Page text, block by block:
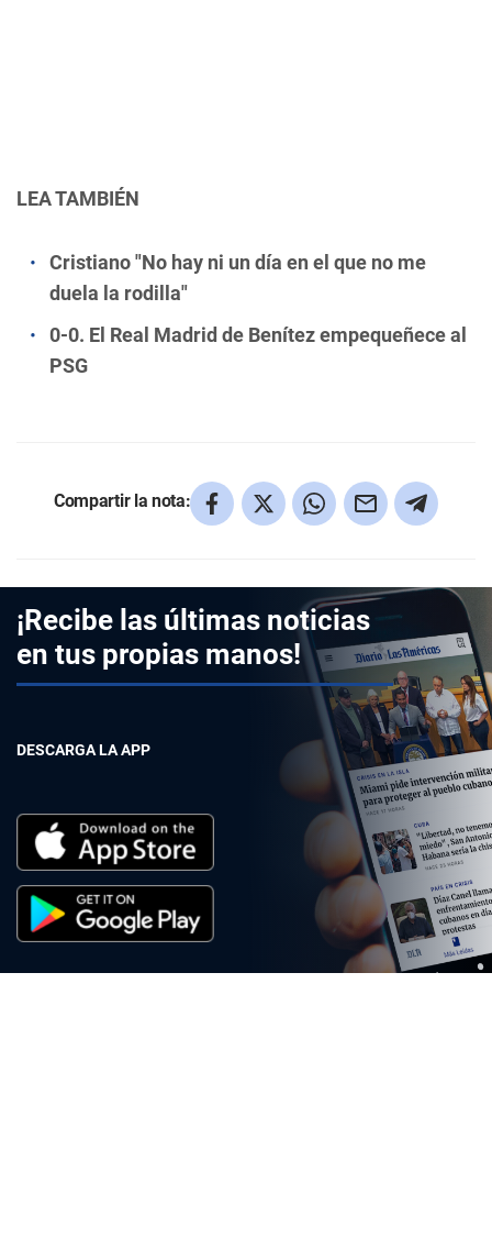
LEA TAMBIÉN
Cristiano "No hay ni un día en el que no me
duela la rodilla"
0-0. El Real Madrid de Benítez empequeñece al
PSG
Compartir la nota:
¡Recibe las últimas noticias
en tus propias manos!
DESCARGA LA APP